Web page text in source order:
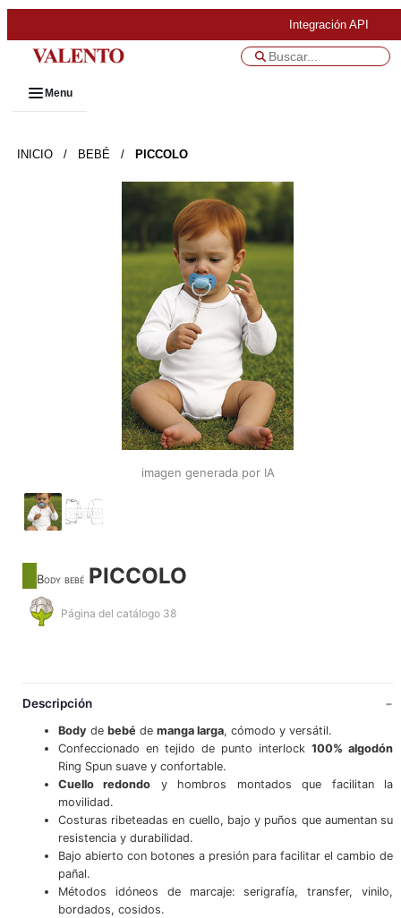
Integración API
Menu
INICIO / BEBÉ / PICCOLO
imagen generada por IA
Body bebé PICCOLO
Página del catálogo 38
Descripción
Body de bebéde manga larga, cómodo y versátil.
Confeccionado en tejido de punto interlock100% algodón
Ring Spun suave y confortable.
Cuello redondo y hombros montados que facilitan la
movilidad.
Costuras ribeteadas en cuello, bajo y puños que aumentan su
resistencia y durabilidad.
Bajo abierto con botones a presión para facilitar el cambio de
pañal.
Métodos idóneos de marcaje: serigrafía, transfer, vinilo,
bordados, cosidos.